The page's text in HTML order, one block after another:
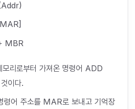
MBR
리로부터 가져온 명령어 ADD
이다.
령어 주소를 MAR로 보내고 기억장